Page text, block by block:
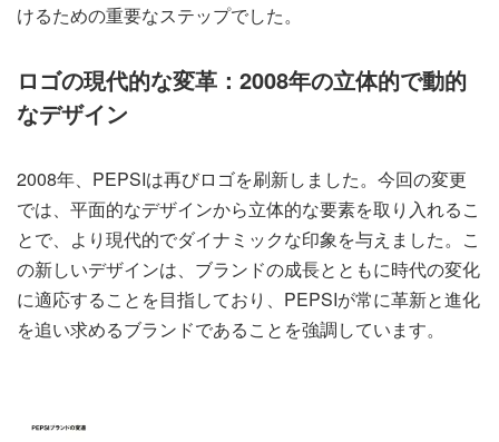
けるための重要なステップでした。
ロゴの現代的な変革：2008年の立体的で動的
なデザイン
2008年、PEPSIは再びロゴを刷新しました。今回の変更
では、平面的なデザインから立体的な要素を取り入れるこ
とで、より現代的でダイナミックな印象を与えました。こ
の新しいデザインは、ブランドの成長とともに時代の変化
に適応することを目指しており、PEPSIが常に革新と進化
を追い求めるブランドであることを強調しています。